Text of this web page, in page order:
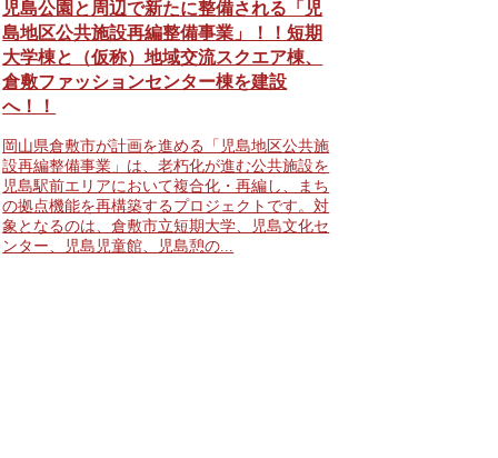
児島公園と周辺で新たに整備される「児
島地区公共施設再編整備事業」！！短期
大学棟と（仮称）地域交流スクエア棟、
倉敷ファッションセンター棟を建設
へ！！
岡山県倉敷市が計画を進める「児島地区公共施
設再編整備事業」は、老朽化が進む公共施設を
児島駅前エリアにおいて複合化・再編し、まち
の拠点機能を再構築するプロジェクトです。対
象となるのは、倉敷市立短期大学、児島文化セ
ンター、児島児童館、児島憩の...